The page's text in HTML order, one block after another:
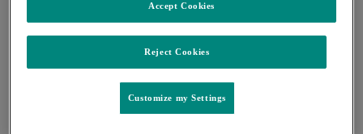
ISENTRESS
TRANSPLANTE
PRIVYMTRA
OUTROS PRODUTOS
OUTROS PRODUTOS
Áreas terapêuticas
ANESTESIA
Reject Cookies
Accept Cookies
Customize my Settings